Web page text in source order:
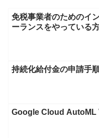
免税事業者のためのイ
ーランスをやっている方
持続化給付金の申請手
Google Cloud AutoML